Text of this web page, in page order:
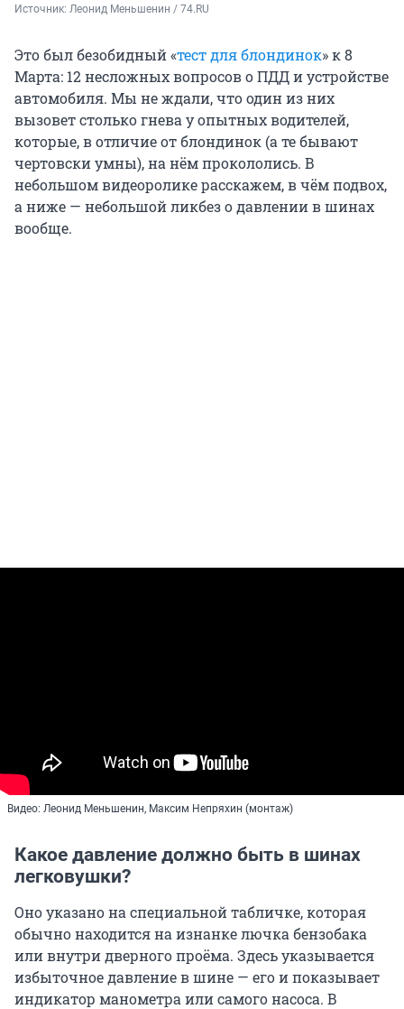
Источник: Леонид Меньшенин / 74.RU
Это был безобидный «тест для блондинок» к 8
Марта: 12 несложных вопросов о ПДД и устройстве
автомобиля. Мы не ждали, что один из них
вызовет столько гнева у опытных водителей,
которые, в отличие от блондинок (а те бывают
чертовски умны), на нём прокололись. В
небольшом видеоролике расскажем, в чём подвох,
а ниже — небольшой ликбез о давлении в шинах
вообще.
Видео: Леонид Меньшенин, Максим Непряхин (монтаж)
Какое давление должно быть в шинах
легковушки?
Оно указано на специальной табличке, которая
обычно находится на изнанке лючка бензобака
или внутри дверного проёма. Здесь указывается
избыточное давление в шине — его и показывает
индикатор манометра или самого насоса. В